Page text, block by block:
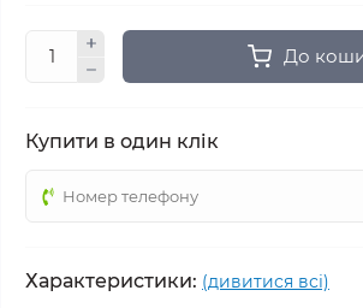
До
Купити в один клік
Характеристики: (дивитися всі)